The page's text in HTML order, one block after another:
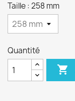
Taille : 258 mm
Quantité
